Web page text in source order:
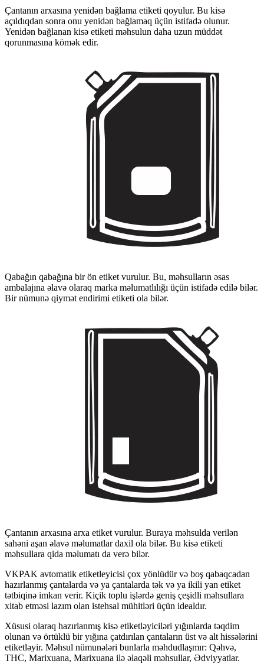
Çantanın arxasına yenidən bağlama etiketi qoyulur. Bu kisə
açıldıqdan sonra onu yenidən bağlamaq üçün istifadə olunur.
Yenidən bağlanan kisə etiketi məhsulun daha uzun müddət
qorunmasına kömək edir.
Qabağın qabağına bir ön etiket vurulur. Bu, məhsulların əsas
ambalajına əlavə olaraq marka məlumatlılığı üçün istifadə edilə bilər.
Bir nümunə qiymət endirimi etiketi ola bilər.
Çantanın arxasına arxa etiket vurulur. Buraya məhsulda verilən
sahəni aşan əlavə məlumatlar daxil ola bilər. Bu kisə etiketi
məhsullara qida məlumatı da verə bilər.
VKPAK avtomatik etiketleyicisi çox yönlüdür və boş qabaqcadan
hazırlanmış çantalarda və ya çantalarda tək və ya ikili yan etiket
tətbiqinə imkan verir. Kiçik toplu işlərdə geniş çeşidli məhsullara
xitab etməsi lazım olan istehsal mühitləri üçün idealdır.
Xüsusi olaraq hazırlanmış kisə etiketləyiciləri yığınlarda təqdim
olunan və örtüklü bir yığına çatdırılan çantaların üst və alt hissələrini
etiketləyir. Məhsul nümunələri bunlarla məhdudlaşmır: Qəhvə,
THC, Marixuana, Marixuana ilə əlaqəli məhsullar, Ədviyyatlar.